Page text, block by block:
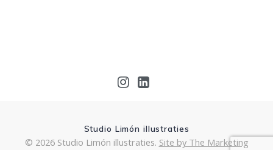
Studio Limón illustraties
© 2026 Studio Limón illustraties. Site by The Marketing